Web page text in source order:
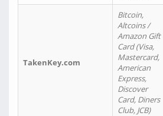
TakenKey.com
Bitcoin,
Altcoins /
Amazon Gift
Card (Visa,
Mastercard,
American
Express,
Discover
Card, Diners
Club, JCB)